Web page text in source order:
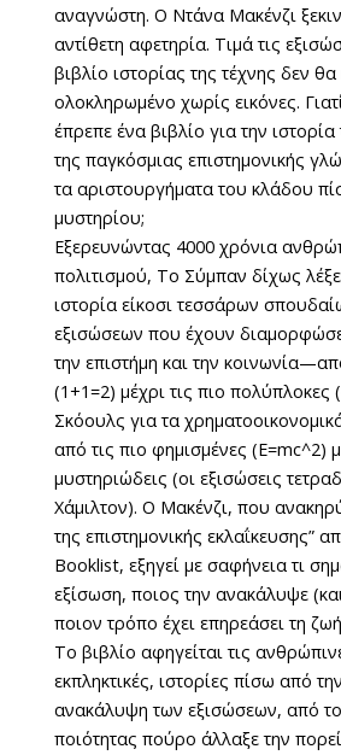
αναγνώστη. Ο Ντάνα Μακένζι
αντίθετη αφετηρία. Τιμά τις
βιβλίο ιστορίας της τέχνης δεν θα
ολοκληρωμένο χωρίς εικόνες.
έπρεπε ένα βιβλίο για την
της παγκόσμιας επιστημονικής
τα αριστουργήματα του κλάδου
μυστηρίου;
Εξερευνώντας 4000 χρόνια
πολιτισμού, Το Σύμπαν δίχως
ιστορία είκοσι τεσσάρων
εξισώσεων που έχουν
την επιστήμη και την
(1+1=2) μέχρι τις πιο
Σκόουλς για τα
από τις πιο φημισμένες (E=mc^2)
μυστηριώδεις (οι εξισώσεις
Χάμιλτον). Ο Μακένζι, που
της επιστημονικής εκλαΐκευσης”
Booklist, εξηγεί με σαφήνεια τι
εξίσωση, ποιος την ανακάλυψε
ποιον τρόπο έχει επηρεάσει τη
Το βιβλίο αφηγείται τις
εκπληκτικές, ιστορίες πίσω από
ανακάλυψη των εξισώσεων, από
ποιότητας πούρο άλλαξε την